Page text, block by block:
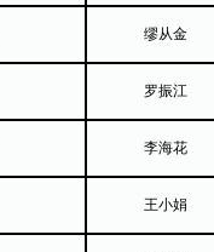
缪从金
罗振江
李海花
王小娟